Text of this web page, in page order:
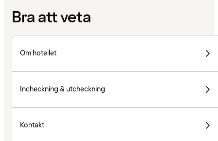
Bra att veta
Om hotellet
Incheckning & utcheckning
Kontakt